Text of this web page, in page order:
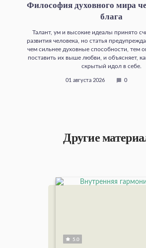
Философия духовного мира
блага
Талант, ум и высокие идеалы принято
развития человека, но статья
чем сильнее духовные способности, тем
поставить их выше любви, и объясняет,
скрытый идол в себе.
01 августа 2026 0
Другие
5.0